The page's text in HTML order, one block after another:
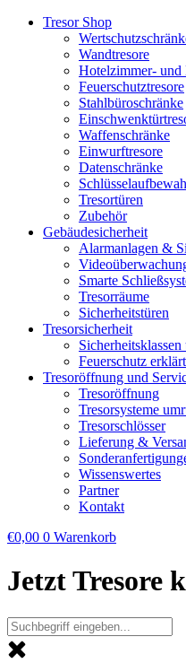
Tresor Shop
Wandtresore
Hotelzimmer- und
Feuerschutztresore
Stahlbüroschränke
Waffenschränke
Einwurftresore
Datenschränke
Tresortüren
Zubehör
Gebäudesicherheit
Alarmanlagen &
Smarte
Tresorräume
Sicherheitstüren
Tresorsicherheit
Feuerschutz erklärt
Tresoröffnung und
Tresoröffnung
Tresorsysteme
Tresorschlösser
Lieferung &
Wissenswertes
Partner
Kontakt
€0,00 0 Warenkorb
Jetzt Tresore